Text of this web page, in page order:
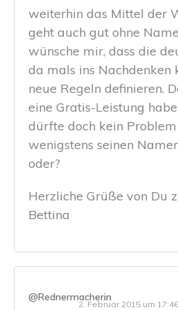
weiterhin das Mittel der
geht auch gut ohne
wünsche mir, dass die
da mals ins Nachdenken
neue Regeln definieren.
eine Gratis-Leistung
dürfte doch kein
wenigstens seinen
oder?
Herzliche Grüße von Du
Bettina
@Rednermacherin
2. Februar 2015 um